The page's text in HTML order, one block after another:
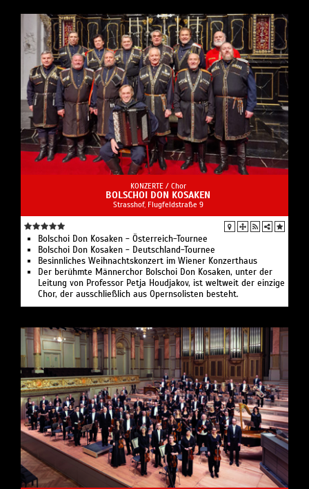
KONZERTE / Chor
BOLSCHOI DON KOSAKEN
Strasshof, Flugfeldstraße 9
Bolschoi Don Kosaken - Österreich-Tournee
Bolschoi Don Kosaken - Deutschland-Tournee
Besinnliches Weihnachtskonzert im Wiener Konzerthaus
Der berühmte Männerchor Bolschoi Don Kosaken, unter der
Leitung von Professor Petja Houdjakov, ist weltweit der einzige
Chor, der ausschließlich aus Opernsolisten besteht.